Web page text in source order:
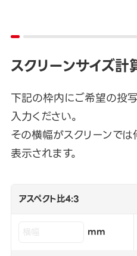
スクリーンサイズ計
下記の枠内にご希望の投
入力ください。
その横幅がスクリーンで
表示されます。
アスペクト比4:3
mm